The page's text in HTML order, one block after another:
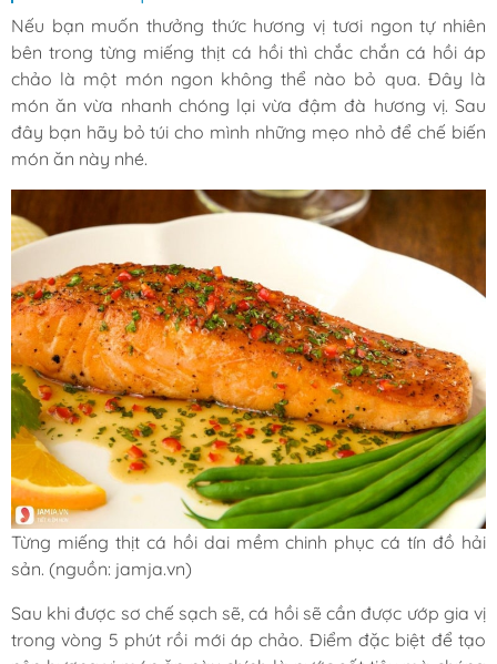
Nếu bạn muốn thưởng thức hương vị tươi ngon tự nhiên
bên trong từng miếng thịt cá hồi thì chắc chắn cá hồi áp
chảo là một món ngon không thể nào bỏ qua. Đây là
món ăn vừa nhanh chóng lại vừa đậm đà hương vị. Sau
đây bạn hãy bỏ túi cho mình những mẹo nhỏ để chế biến
món ăn này nhé.
Từng miếng thịt cá hồi dai mềm chinh phục cá tín đồ hải
sản. (nguồn: jamja.vn)
Sau khi được sơ chế sạch sẽ, cá hồi sẽ cần được ướp gia vị
trong vòng 5 phút rồi mới áp chảo. Điểm đặc biệt để tạo